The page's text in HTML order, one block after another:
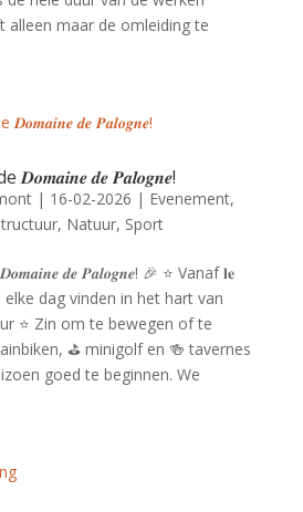
alleen maar de omleiding te
𝑫𝒐𝒎𝒂𝒊𝒏𝒆 𝒅𝒆 𝑷𝒂𝒍𝒐𝒈𝒏𝒆!
| 16-02-2026 | Evenement,
, Natuur, Sport
𝒅𝒆 𝑷𝒂𝒍𝒐𝒈𝒏𝒆! 🎉 ⭐ Vanaf 𝐥𝐞
elke dag vinden in het hart van
⭐ Zin om te bewegen of te
⛳ minigolf en 🍻 tavernes
goed te beginnen. We